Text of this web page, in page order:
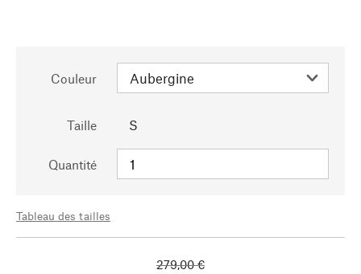
Couleur
Taille S
Quantité
Tableau des tailles
279,00 €